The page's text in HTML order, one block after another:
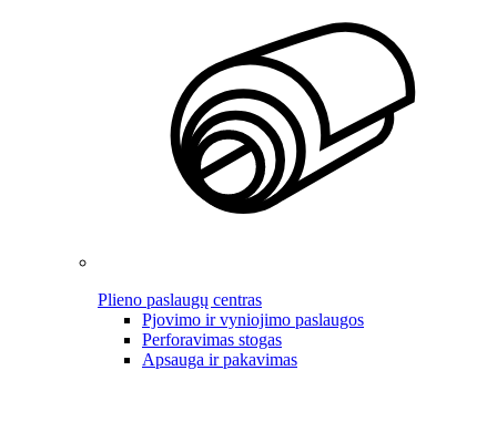
Plieno paslaugų centras
Pjovimo ir vyniojimo paslaugos
Perforavimas stogas
Apsauga ir pakavimas